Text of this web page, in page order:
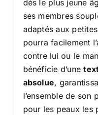
dès le plus jeune
ses membres
adaptés aux
pourra facilement
contre lui ou le
bénéficie d’une
absolue,
l’ensemble de son
pour les peaux les